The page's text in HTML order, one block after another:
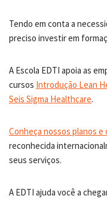
Tendo em conta a
preciso investir em
A Escola EDTI apoia as
cursos Introdução Lean
Seis Sigma Healthcare.
Conheça nossos planos
reconhecida
seus serviços.
A EDTI ajuda você a